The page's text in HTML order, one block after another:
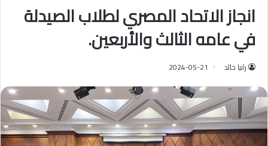
انجاز الاتحاد المصري لطلاب الصيدلة
في عامه الثالث والأربعين.
رانيا خالد 2024-05-21